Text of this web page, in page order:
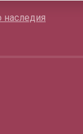
наследия